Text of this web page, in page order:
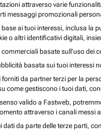
attraverso varie
messaggi promozionali
ai tuoi interessi, inclusa la
o altri identificativi digitali,
basate sull’uso dei
basata sui tuoi
da partner terzi per la
come gestiscono i tuoi dati,
valido a Fastweb,
attraverso i canali messi
da parte delle terze parti,